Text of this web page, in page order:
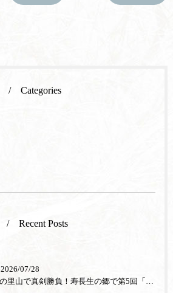
Categories
Recent Posts
2026/07/28
夏の里山で真剣勝負！寿長生の郷で第5回「とうもろこし早むきグランプリ」を8月9日（日）に開催します